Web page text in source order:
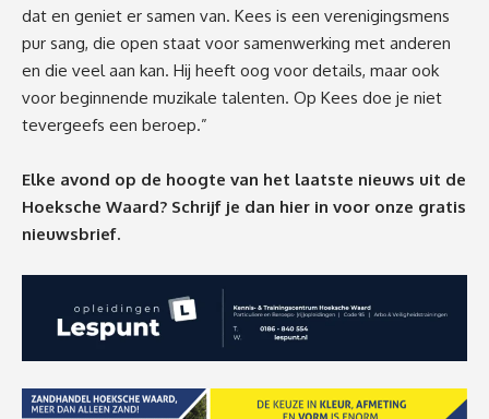
dat en geniet er samen van. Kees is een verenigingsmens
pur sang, die open staat voor samenwerking met anderen
en die veel aan kan. Hij heeft oog voor details, maar ook
voor beginnende muzikale talenten. Op Kees doe je niet
tevergeefs een beroep.”
Elke avond op de hoogte van het laatste nieuws uit de
Hoeksche Waard? Schrijf je dan hier in voor onze gratis
nieuwsbrief.